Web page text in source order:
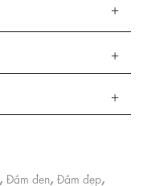
, Đầm đen, Đầm đẹp,